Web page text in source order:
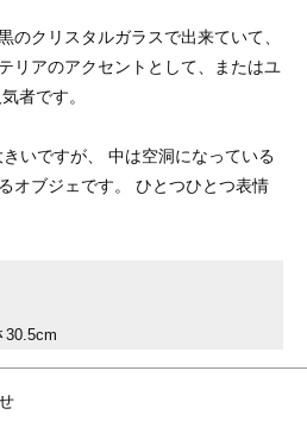
のクリスタルガラスで出来ていて、
リアのアクセントとして、またはユ
者です。
いですが、 中は空洞になっている
オブジェです。 ひとつひとつ表情